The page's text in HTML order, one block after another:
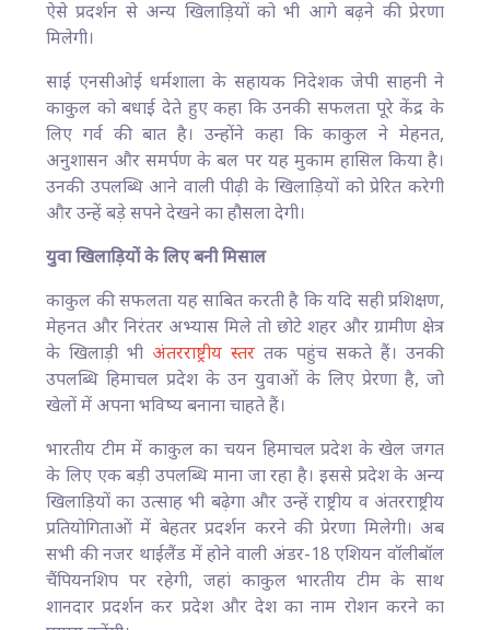
ऐसे प्रदर्शन से अन्य खिलाड़ियों को भी आगे बढ़ने की प्रेरणा
मिलेगी।
साई एनसीओई धर्मशाला के सहायक निदेशक जेपी साहनी ने
काकुल को बधाई देते हुए कहा कि उनकी सफलता पूरे केंद्र के
लिए गर्व की बात है। उन्होंने कहा कि काकुल ने मेहनत,
अनुशासन और समर्पण के बल पर यह मुकाम हासिल किया है।
उनकी उपलब्धि आने वाली पीढ़ी के खिलाड़ियों को प्रेरित करेगी
और उन्हें बड़े सपने देखने का हौसला देगी।
युवा खिलाड़ियों के लिए बनी मिसाल
काकुल की सफलता यह साबित करती है कि यदि सही प्रशिक्षण,
मेहनत और निरंतर अभ्यास मिले तो छोटे शहर और ग्रामीण क्षेत्र
के खिलाड़ी भी अंतरराष्ट्रीय स्तर तक पहुंच सकते हैं। उनकी
उपलब्धि हिमाचल प्रदेश के उन युवाओं के लिए प्रेरणा है, जो
खेलों में अपना भविष्य बनाना चाहते हैं।
भारतीय टीम में काकुल का चयन हिमाचल प्रदेश के खेल जगत
के लिए एक बड़ी उपलब्धि माना जा रहा है। इससे प्रदेश के अन्य
खिलाड़ियों का उत्साह भी बढ़ेगा और उन्हें राष्ट्रीय व अंतरराष्ट्रीय
प्रतियोगिताओं में बेहतर प्रदर्शन करने की प्रेरणा मिलेगी। अब
सभी की नजर थाईलैंड में होने वाली अंडर-18 एशियन वॉलीबॉल
चैंपियनशिप पर रहेगी, जहां काकुल भारतीय टीम के साथ
शानदार प्रदर्शन कर प्रदेश और देश का नाम रोशन करने का